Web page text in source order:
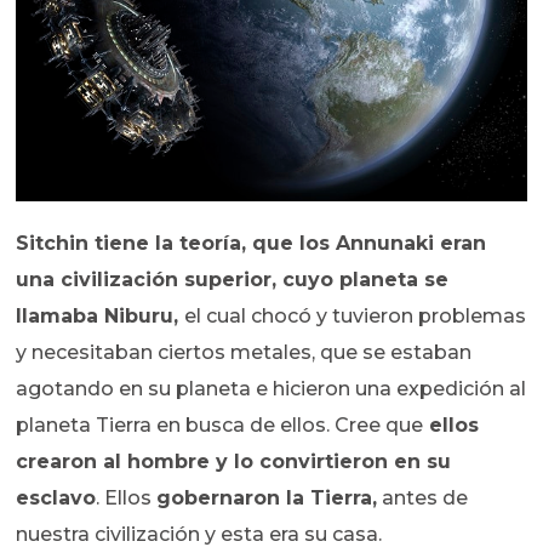
Sitchin tiene la teoría, que los Annunaki eran
una civilización superior, cuyo planeta se
llamaba Niburu, el cual chocó y tuvieron problemas
y necesitaban ciertos metales, que se estaban
agotando en su planeta e hicieron una expedición al
planeta Tierra en busca de ellos. Cree que ellos
crearon al hombre y lo convirtieron en su
esclavo. Ellos gobernaron la Tierra, antes de
nuestra civilización y esta era su casa.